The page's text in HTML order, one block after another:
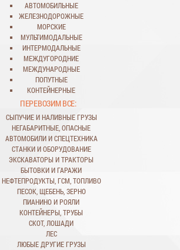
АВТОМОБИЛЬНЫЕ
ЖЕЛЕЗНОДОРОЖНЫЕ
МОРСКИЕ
МУЛЬТИМОДАЛЬНЫЕ
ИНТЕРМОДАЛЬНЫЕ
МЕЖДУГОРОДНИЕ
МЕЖДУНАРОДНЫЕ
ПОПУТНЫЕ
КОНТЕЙНЕРНЫЕ
ПЕРЕВОЗИМ ВСЕ:
СЫПУЧИЕИНАЛИВНЫЕ ГРУЗЫ
НЕГАБАРИТНЫЕ,ОПАСНЫЕ
АВТОМОБИЛИИСПЕЦТЕХНИКА
СТАНКИИОБОРУДОВАНИЕ
ЭКСКАВАТОРЫ ИТРАКТОРЫ
БЫТОВКИИГАРАЖИ
НЕФТЕПРОДУКТЫ,ГСМ,ТОПЛИВО
ПЕСОК,ЩЕБЕНЬ,ЗЕРНО
ПИАНИНО И РОЯЛИ
КОНТЕЙНЕРЫ,ТРУБЫ
СКОТ,ЛОШАДИ
ЛЕС
ЛЮБЫЕ ДРУГИЕ ГРУЗЫ